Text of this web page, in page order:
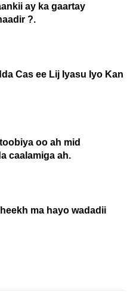
ay ka gaartay
?.
Cas ee Lij Iyasu Iyo Kan
oo ah mid
caalamiga ah.
wadadii